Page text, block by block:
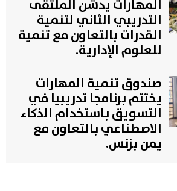
المهارات يُدشّن الملتقى
التدريبي الثاني لتنمية
القدرات بالتعاون مع تنمية
للعلوم الإدارية.
صندوق تنمية المهارات
يختتم برنامجا تدريبيا في
التسويق باستخدام الذكاء
الاصطناعي بالتعاون مع
يمن بزنس.